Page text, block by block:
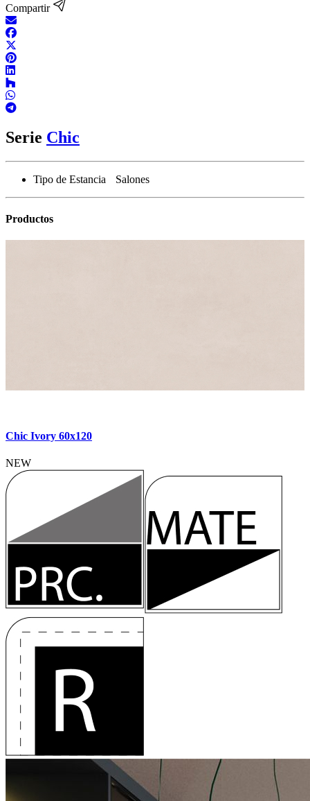
Compartir
Serie Chic
Tipo de Estancia Salones
Productos
Chic Ivory 60x120
NEW